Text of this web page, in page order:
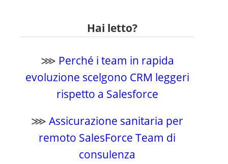
Hai letto?
⋙ Perché i team in rapida
evoluzione scelgono CRM leggeri
rispetto a Salesforce
⋙Assicurazione sanitaria per
remoto SalesForce Team di
consulenza